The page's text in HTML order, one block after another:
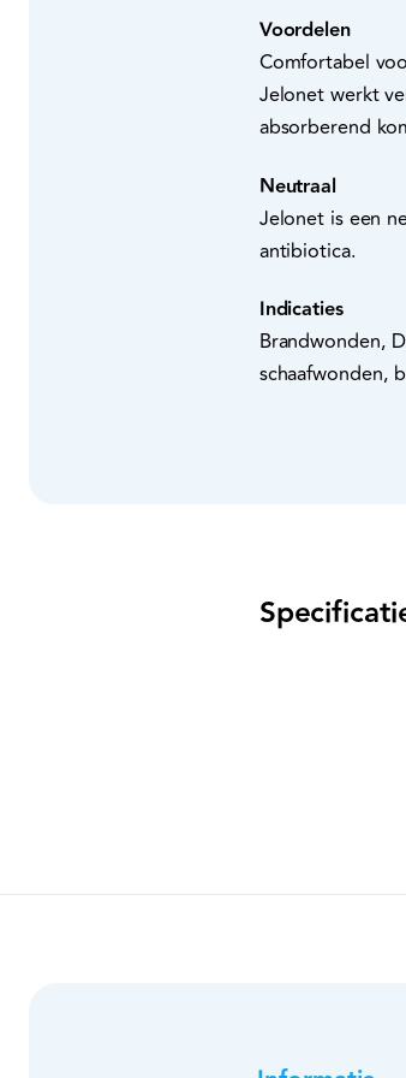
Voordelen
Comfortabel
Jelonet werkt
absorberend
Neutraal
Jelonet is een
antibiotica.
Indicaties
Brandwonden,
schaafwonden,